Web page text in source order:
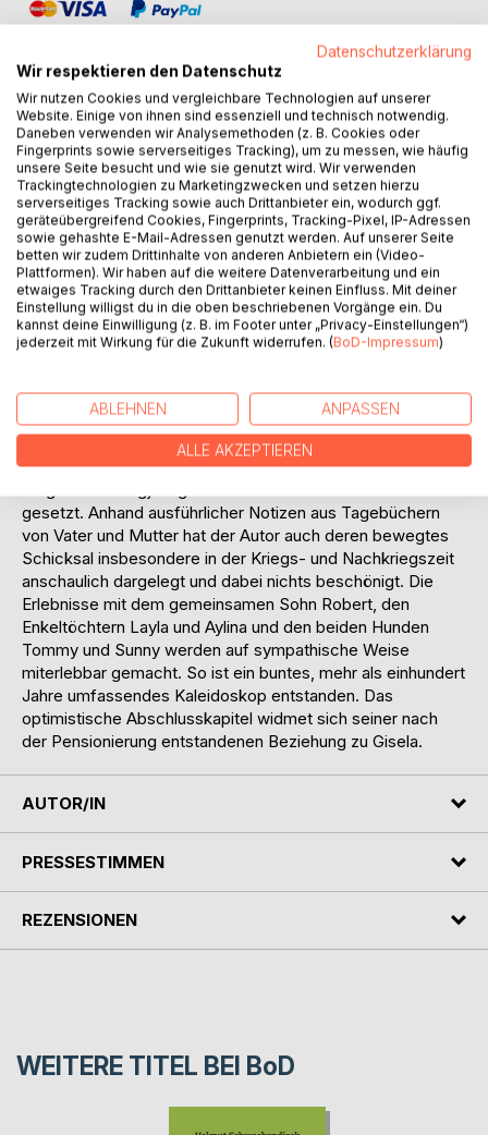
BESCHREIBUNG
Helmut Schweckendieck wurde 1952 in Berlin (West)
geboren. Er verbrachte mit Ausnahme einiger
Studiensemester sein gesamtes bisheriges Leben in der
ehemals geteilten Hauptstadt. Mit dem vorliegenden Buch
hat er in einundzwanzig Kapiteln kleine Geschichten aus
seinem Leben festgehalten. In überwiegend, aber nicht nur
amüsant und kurzweilig zu lesender Weise berichtet er
über Episoden aus seiner Kindheit im Haus der Großmutter,
sechsunddreißigjährigen Beziehung zu seiner Ehefrau Gesa
wie auch deren langen und zuletzt vergeblichen Kampf
gegen den Krebs. Die Liebe zum Reiten, zum
Fußballspielen und zum Motorradfahren wird witzig
gesetzt. Anhand ausführlicher Notizen aus Tagebüchern
von Vater und Mutter hat der Autor auch deren bewegtes
Schicksal insbesondere in der Kriegs- und Nachkriegszeit
anschaulich dargelegt und dabei nichts beschönigt. Die
Erlebnisse mit dem gemeinsamen Sohn Robert, den
Enkeltöchtern Layla und Aylina und den beiden Hunden
Tommy und Sunny werden auf sympathische Weise
miterlebbar gemacht. So ist ein buntes, mehr als einhundert
Jahre umfassendes Kaleidoskop entstanden. Das
optimistische Abschlusskapitel widmet sich seiner nach
der Pensionierung entstandenen Beziehung zu Gisela.
AUTOR/IN
PRESSESTIMMEN
REZENSIONEN
WEITERE TITEL BEI BoD
Datenschutzerklärung
Wir respektieren den Datenschutz
Wir nutzen Cookies und vergleichbare Technologien auf unserer
Website. Einige von ihnen sind essenziell und technisch notwendig.
Daneben verwenden wir Analysemethoden (z. B. Cookies oder
Fingerprints sowie serverseitiges Tracking), um zu messen, wie häufig
unsere Seite besucht und wie sie genutzt wird. Wir verwenden
Trackingtechnologien zu Marketingzwecken und setzen hierzu
serverseitiges Tracking sowie auch Drittanbieter ein, wodurch ggf.
geräteübergreifend Cookies, Fingerprints, Tracking-Pixel, IP-Adressen
sowie gehashte E-Mail-Adressen genutzt werden. Auf unserer Seite
betten wir zudem Drittinhalte von anderen Anbietern ein (Video-
Plattformen). Wir haben auf die weitere Datenverarbeitung und ein
etwaiges Tracking durch den Drittanbieter keinen Einfluss. Mit deiner
Einstellung willigst du in die oben beschriebenen Vorgänge ein. Du
kannst deine Einwilligung (z. B. im Footer unter „Privacy-Einstellungen“)
jederzeit mit Wirkung für die Zukunft widerrufen. (BoD-Impressum)
ABLEHNEN ANPASSEN
ALLE AKZEPTIEREN